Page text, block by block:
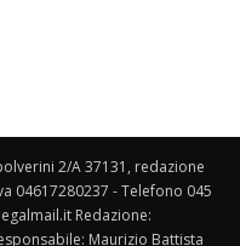
2/A 37131, redazione
04617280237 - Telefono 045
Redazione:
Maurizio Battista